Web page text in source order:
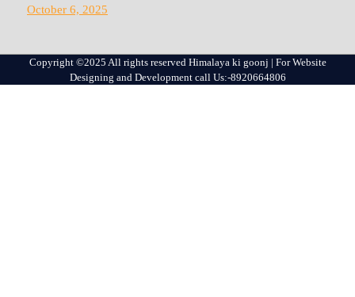
October 6, 2025
Copyright ©2025 All rights reserved Himalaya ki goonj | For Website
Designing and Development call Us:-8920664806